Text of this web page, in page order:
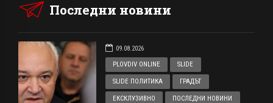
Последни новини
09.08.2026
PLOVDIV ONLINE
SLIDE
SLIDE ПОЛИТИКА ГРАДЪТ
ЕКСКЛУЗИВНО ПОСЛЕДНИ НОВИНИ